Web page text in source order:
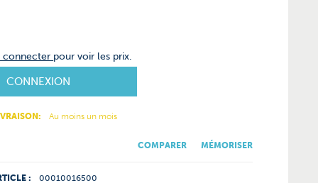
connecter pour voir les prix.
CONNEXION
Au moins un mois
COMPARER MÉMORISER
: 00010016500